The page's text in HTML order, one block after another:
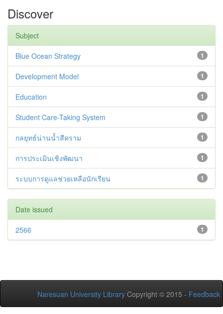
Discover
Subject
1
Blue Ocean Strategy
1
Development Model
1
Education
1
Student Care-Taking System
1
กลยุทธ์น่านน้ำสีคราม
1
การประเมินเชิงพัฒนา
1
ระบบการดูแลช่วยเหลือนักเรียน
Date issued
1
2566
Naresuan University Library Copyright © 2015 - Feedback